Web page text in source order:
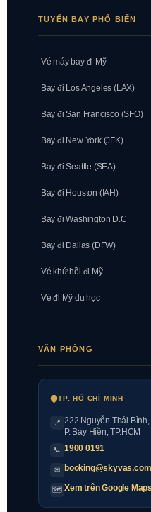
TUYẾN BAY PHỔ BIẾN
Vé máy bay đi Mỹ
Bay đi Los Angeles (LAX)
Bay đi San Francisco (SFO)
Bay đi New York (JFK)
Bay đi Seattle (SEA)
Bay đi Houston (IAH)
Bay đi Washington D.C
Bay đi Dallas (DFW)
Vé khứ hồi đi Mỹ
Vé đi Mỹ du học
VĂN PHÒNG
TP. HỒ CHÍ MINH
📍 222 Nguyễn Thái Bình,
P. Bảy Hiền, TP.HCM
📞 1900 0191
✉ booking@skyvas.com
🗺 Xem trên Google